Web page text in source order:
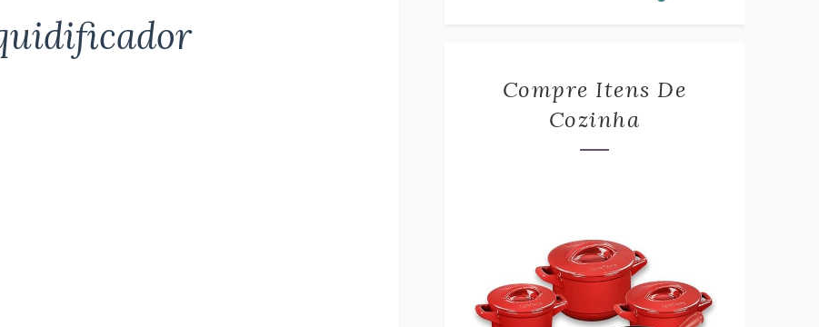
Compre Itens De
Cozinha